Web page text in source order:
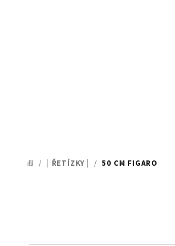
DOMŮ
/ | ŘETÍZKY | / 50 CM FIGARO